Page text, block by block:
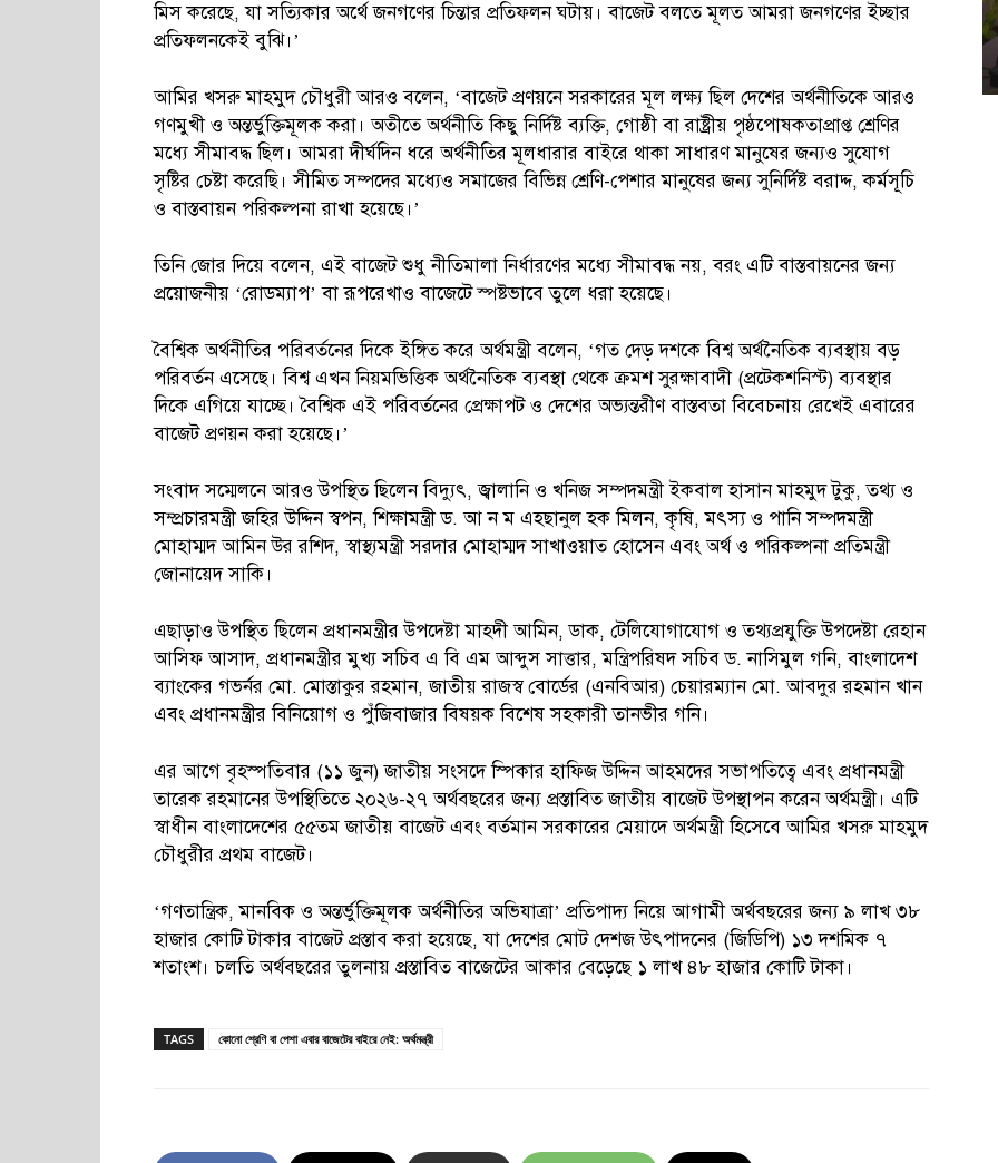
মিস করেছে, যা সত্যিকার অর্থে জনগণের চিন্তার প্রতিফলন ঘটায়। বাজেট বলতে মূলত আমরা জনগণের ইচ্ছার
প্রতিফলনকেই বুঝি।’
আমির খসরু মাহমুদ চৌধুরী আরও বলেন, ‘বাজেট প্রণয়নে সরকারের মূল লক্ষ্য ছিল দেশের অর্থনীতিকে আরও
গণমুখী ও অন্তর্ভুক্তিমূলক করা। অতীতে অর্থনীতি কিছু নির্দিষ্ট ব্যক্তি, গোষ্ঠী বা রাষ্ট্রীয় পৃষ্ঠপোষকতাপ্রাপ্ত শ্রেণির
মধ্যে সীমাবদ্ধ ছিল। আমরা দীর্ঘদিন ধরে অর্থনীতির মূলধারার বাইরে থাকা সাধারণ মানুষের জন্যও সুযোগ
সৃষ্টির চেষ্টা করেছি। সীমিত সম্পদের মধ্যেও সমাজের বিভিন্ন শ্রেণি-পেশার মানুষের জন্য সুনির্দিষ্ট বরাদ্দ, কর্মসূচি
ও বাস্তবায়ন পরিকল্পনা রাখা হয়েছে।’
তিনি জোর দিয়ে বলেন, এই বাজেট শুধু নীতিমালা নির্ধারণের মধ্যে সীমাবদ্ধ নয়, বরং এটি বাস্তবায়নের জন্য
প্রয়োজনীয় ‘রোডম্যাপ’ বা রূপরেখাও বাজেটে স্পষ্টভাবে তুলে ধরা হয়েছে।
বৈশ্বিক অর্থনীতির পরিবর্তনের দিকে ইঙ্গিত করে অর্থমন্ত্রী বলেন, ‘গত দেড় দশকে বিশ্ব অর্থনৈতিক ব্যবস্থায় বড়
পরিবর্তন এসেছে। বিশ্ব এখন নিয়মভিত্তিক অর্থনৈতিক ব্যবস্থা থেকে ক্রমশ সুরক্ষাবাদী (প্রটেকশনিস্ট) ব্যবস্থার
দিকে এগিয়ে যাচ্ছে। বৈশ্বিক এই পরিবর্তনের প্রেক্ষাপট ও দেশের অভ্যন্তরীণ বাস্তবতা বিবেচনায় রেখেই এবারের
বাজেট প্রণয়ন করা হয়েছে।’
সংবাদ সম্মেলনে আরও উপস্থিত ছিলেন বিদ্যুৎ, জ্বালানি ও খনিজ সম্পদমন্ত্রী ইকবাল হাসান মাহমুদ টুকু, তথ্য ও
সম্প্রচারমন্ত্রী জহির উদ্দিন স্বপন, শিক্ষামন্ত্রী ড. আ ন ম এহছানুল হক মিলন, কৃষি, মৎস্য ও পানি সম্পদমন্ত্রী
মোহাম্মদ আমিন উর রশিদ, স্বাস্থ্যমন্ত্রী সরদার মোহাম্মদ সাখাওয়াত হোসেন এবং অর্থ ও পরিকল্পনা প্রতিমন্ত্রী
জোনায়েদ সাকি।
এছাড়াও উপস্থিত ছিলেন প্রধানমন্ত্রীর উপদেষ্টা মাহদী আমিন, ডাক, টেলিযোগাযোগ ও তথ্যপ্রযুক্তি উপদেষ্টা রেহান
আসিফ আসাদ, প্রধানমন্ত্রীর মুখ্য সচিব এ বি এম আব্দুস সাত্তার, মন্ত্রিপরিষদ সচিব ড. নাসিমুল গনি, বাংলাদেশ
ব্যাংকের গভর্নর মো. মোস্তাকুর রহমান, জাতীয় রাজস্ব বোর্ডের (এনবিআর) চেয়ারম্যান মো. আবদুর রহমান খান
এবং প্রধানমন্ত্রীর বিনিয়োগ ও পুঁজিবাজার বিষয়ক বিশেষ সহকারী তানভীর গনি।
এর আগে বৃহস্পতিবার (১১ জুন) জাতীয় সংসদে স্পিকার হাফিজ উদ্দিন আহমদের সভাপতিত্বে এবং প্রধানমন্ত্রী
তারেক রহমানের উপস্থিতিতে ২০২৬-২৭ অর্থবছরের জন্য প্রস্তাবিত জাতীয় বাজেট উপস্থাপন করেন অর্থমন্ত্রী। এটি
স্বাধীন বাংলাদেশের ৫৫তম জাতীয় বাজেট এবং বর্তমান সরকারের মেয়াদে অর্থমন্ত্রী হিসেবে আমির খসরু মাহমুদ
চৌধুরীর প্রথম বাজেট।
‘গণতান্ত্রিক, মানবিক ও অন্তর্ভুক্তিমূলক অর্থনীতির অভিযাত্রা’ প্রতিপাদ্য নিয়ে আগামী অর্থবছরের জন্য ৯ লাখ ৩৮
হাজার কোটি টাকার বাজেট প্রস্তাব করা হয়েছে, যা দেশের মোট দেশজ উৎপাদনের (জিডিপি) ১৩ দশমিক ৭
শতাংশ। চলতি অর্থবছরের তুলনায় প্রস্তাবিত বাজেটের আকার বেড়েছে ১ লাখ ৪৮ হাজার কোটি টাকা।
TAGS কোনো শ্রেণি বা পেশা এবার বাজেটের বাইরে নেই: অর্থমন্ত্রী